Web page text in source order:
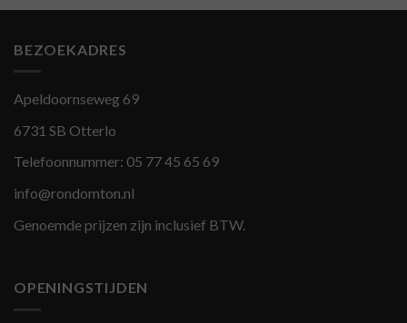
BEZOEKADRES
Apeldoornseweg 69
6731 SB Otterlo
Telefoonnummer: 05 77 45 65 69
info@rondomton.nl
Genoemde prijzen zijn inclusief BTW.
OPENINGSTIJDEN